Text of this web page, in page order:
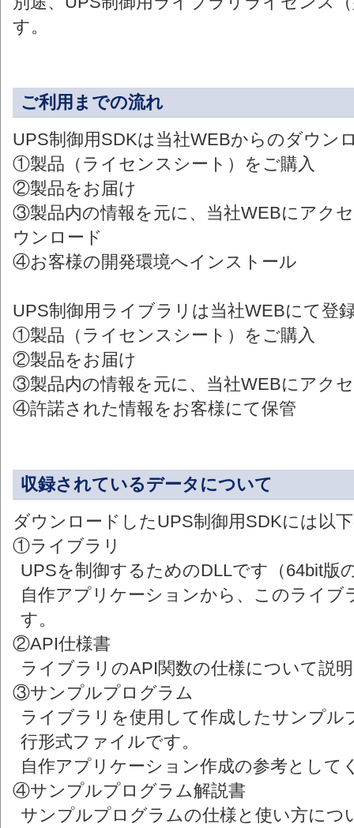
す。
ご利用までの流れ
UPS制御用SDKは当社WEBからのダウン
①製品（ライセンスシート）をご購入
②製品をお届け
③製品内の情報を元に、当社WEBにアク
ウンロード
④お客様の開発環境へインストール
UPS制御用ライブラリは当社WEBにて登
①製品（ライセンスシート）をご購入
②製品をお届け
③製品内の情報を元に、当社WEBにアク
④許諾された情報をお客様にて保管
収録されているデータについて
ダウンロードしたUPS制御用SDKには以
①ライブラリ
UPSを制御するためのDLLです（64bit版
自作アプリケーションから、このライブ
す。
②API仕様書
ライブラリのAPI関数の仕様について説
③サンプルプログラム
ライブラリを使用して作成したサンプ
行形式ファイルです。
自作アプリケーション作成の参考として
④サンプルプログラム解説書
サンプルプログラムの仕様と使い方につ